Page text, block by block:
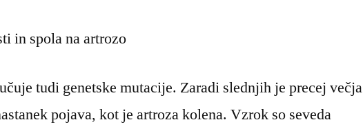
in spola na artrozo
tudi genetske mutacije. Zaradi slednjih je precej večja
pojava, kot je artroza kolena. Vzrok so seveda